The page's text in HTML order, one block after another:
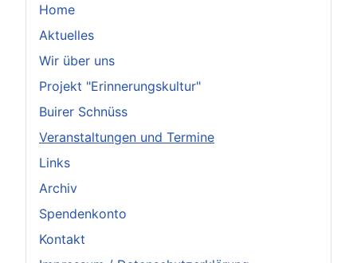
Home
Aktuelles
Wir über uns
Projekt "Erinnerungskultur"
Buirer Schnüss
Veranstaltungen und Termine
Links
Archiv
Spendenkonto
Kontakt